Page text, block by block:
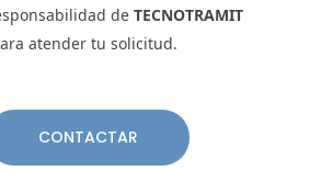
de TECNOTRAMIT
atender tu solicitud.